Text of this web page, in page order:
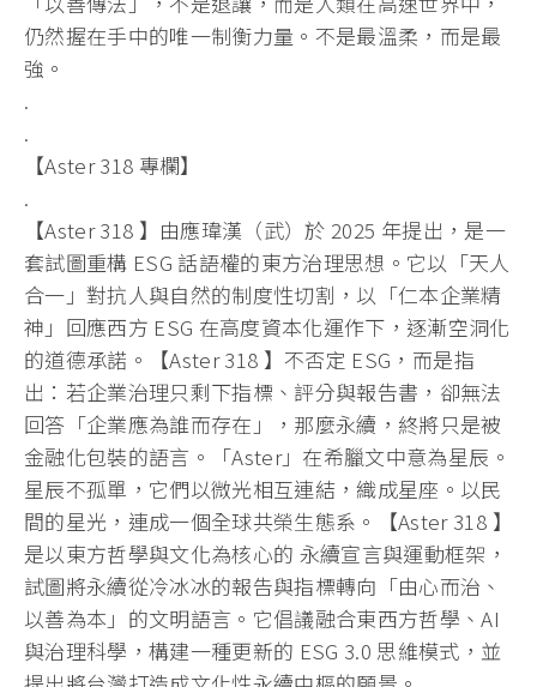
仍然握在手中的唯一制衡力量。不是最溫柔，而是最
強。
.
.
【Aster 318 專欄】
.
【Aster 318 】由應瑋漢（武）於 2025 年提出，是一
套試圖重構 ESG 話語權的東方治理思想。它以「天人
合一」對抗人與自然的制度性切割，以「仁本企業精
神」回應西方 ESG 在高度資本化運作下，逐漸空洞化
的道德承諾。【Aster 318 】不否定 ESG，而是指
出：若企業治理只剩下指標、評分與報告書， 卻無法
回答「企業應為誰而存在」，那麼永續， 終將只是被
金融化包裝的語言。「Aster」 在希臘文中意為星辰。
星辰不孤單，它們以微光相互連結，織成星座。以民
間的星光，連成一個全球共榮生態系。【Aster 318 】
是以東方哲學與文化為核心的 永續宣言與運動框架，
試圖將永續從冷冰冰的報告與指標轉向「由心而治、
以善為本」的文明語言。它倡議融合東西方哲學、AI
與治理科學，構建一種更新的 ESG 3.0 思維模式，並